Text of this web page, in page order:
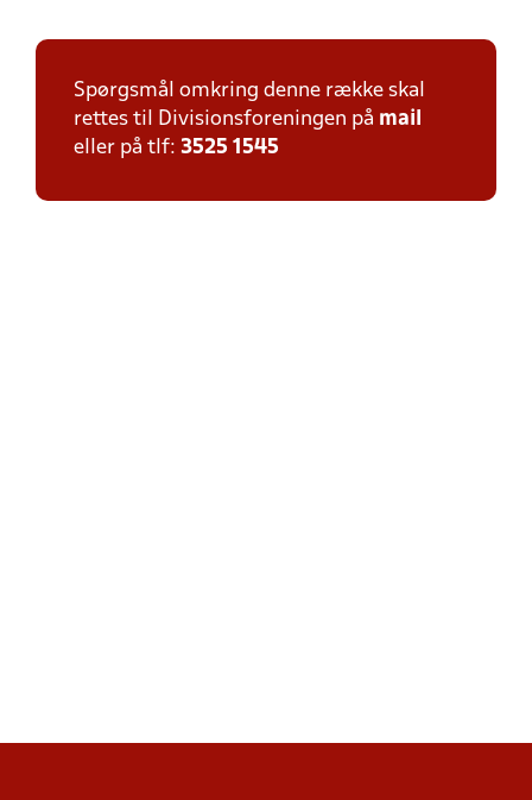
Spørgsmål omkring denne række skal
rettes til Divisionsforeningen på mail
eller på tlf: 3525 1545